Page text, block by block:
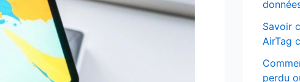
Savoir
AirTag
perdu